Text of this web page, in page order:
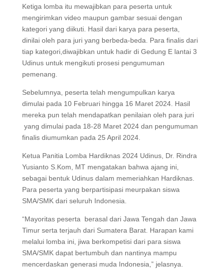
Ketiga lomba itu mewajibkan para peserta untuk
mengirimkan video maupun gambar sesuai dengan
kategori yang diikuti. Hasil dari karya para peserta,
dinilai oleh para juri yang berbeda-beda. Para finalis dari
tiap kategori,diwajibkan untuk hadir di Gedung E lantai 3
Udinus untuk mengikuti prosesi pengumuman
pemenang.
Sebelumnya, peserta telah mengumpulkan karya
dimulai pada 10 Februari hingga 16 Maret 2024. Hasil
mereka pun telah mendapatkan penilaian oleh para juri
yang dimulai pada 18-28 Maret 2024 dan pengumuman
finalis diumumkan pada 25 April 2024.
Ketua Panitia Lomba Hardiknas 2024 Udinus, Dr. Rindra
Yusianto S.Kom, MT mengatakan bahwa ajang ini,
sebagai bentuk Udinus dalam memeriahkan Hardiknas.
Para peserta yang berpartisipasi meurpakan siswa
SMA/SMK dari seluruh Indonesia.
“Mayoritas peserta berasal dari Jawa Tengah dan Jawa
Timur serta terjauh dari Sumatera Barat. Harapan kami
melalui lomba ini, jiwa berkompetisi dari para siswa
SMA/SMK dapat bertumbuh dan nantinya mampu
mencerdaskan generasi muda Indonesia,” jelasnya.